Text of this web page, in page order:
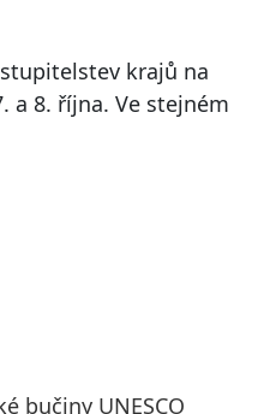
krajů na
a 8. října. Ve stejném
bučiny UNESCO